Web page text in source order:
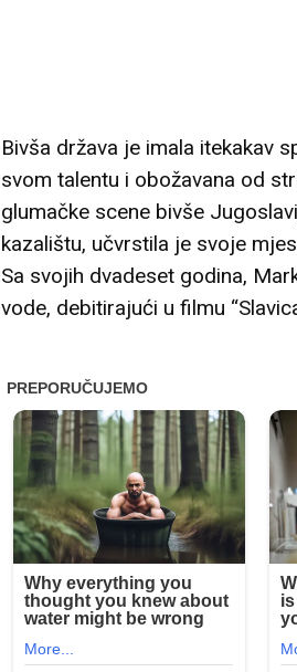
Bivša država je imala itekakav
svom talentu i obožavana od
glumačke scene bivše
kazalištu, učvrstila je svoje
Sa svojih dvadeset godina,
vode, debitirajući u filmu